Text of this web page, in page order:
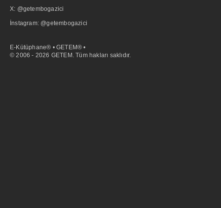
X: @getembogazici
İnstagram: @getembogazici
E-Kütüphane® • GETEM® •
© 2006 - 2026 GETEM. Tüm hakları saklıdır.